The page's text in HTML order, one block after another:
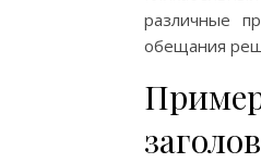
различные
обещания